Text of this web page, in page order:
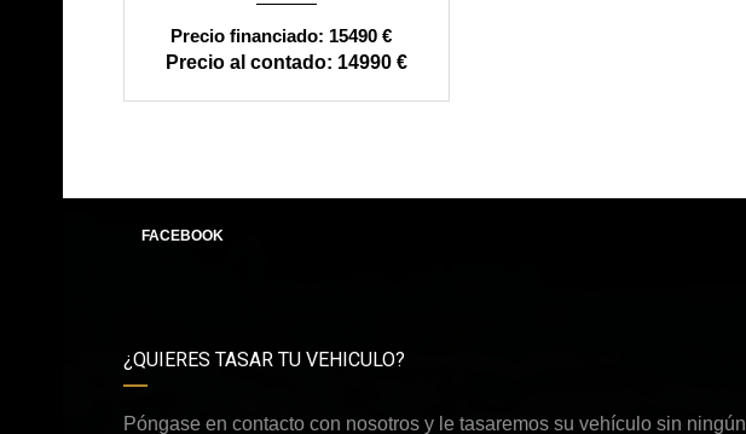
15490 €
14990 €
FACEBOOK
¿QUIERES TASAR TU VEHICULO?
Póngase en contacto con nosotros y le tasaremos su vehículo sin ningún